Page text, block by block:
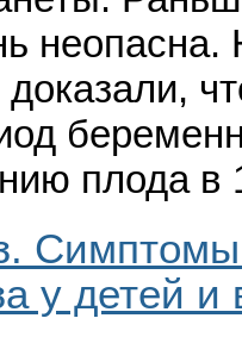
плода в
у детей и